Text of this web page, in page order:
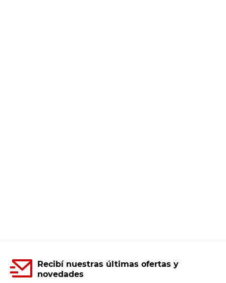
Recibí nuestras últimas ofertas y
novedades